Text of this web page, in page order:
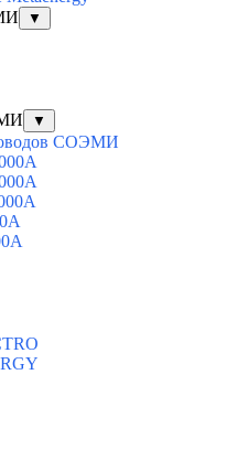
▼
▼
СОЭМИ